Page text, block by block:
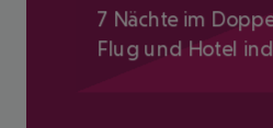
7 Nächte im
Flug und Hotel